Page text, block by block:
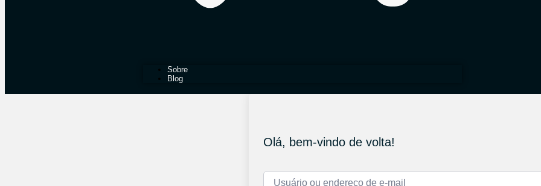
Sobre
Blog
Olá, bem-vindo de volta!